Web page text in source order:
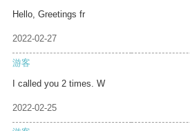
Hello, Greetings fr
2022-02-27
游客
I called you 2 times. W
2022-02-25